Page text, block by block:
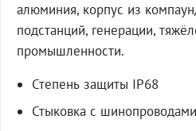
алюминия, корпус из
подстанций, генерации,
промышленности.
Степень защиты IP68
Стыковка с